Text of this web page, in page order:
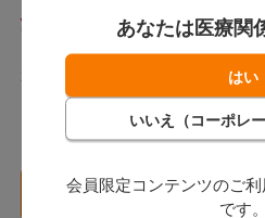
あなたは医療関
会員限定コンテンツのご利
です。
（税込）～
2ポイント～
バリエーション一覧